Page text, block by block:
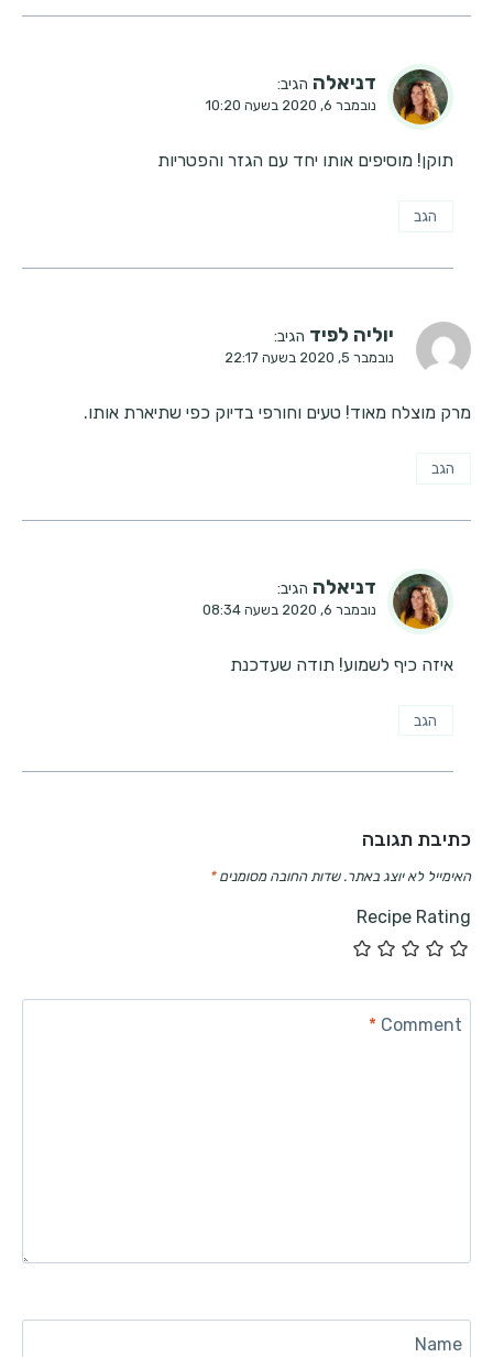
דניאלה הגיב:
נובמבר 6, 2020 בשעה 10:20
תוקן! מוסיפים אותו יחד עם הגזר והפטריות
הגב
יוליה לפיד הגיב:
נובמבר 5, 2020 בשעה 22:17
מרק מוצלח מאוד! טעים וחורפי בדיוק כפי שתיארת אותו.
הגב
דניאלה הגיב:
נובמבר 6, 2020 בשעה 08:34
איזה כיף לשמוע! תודה שעדכנת
הגב
כתיבת תגובה
האימייל לא יוצג באתר. שדות החובה מסומנים*
Recipe Rating
Comment
*
Name